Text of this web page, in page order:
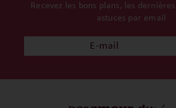
Recevez les bons plans, les
astuces par email